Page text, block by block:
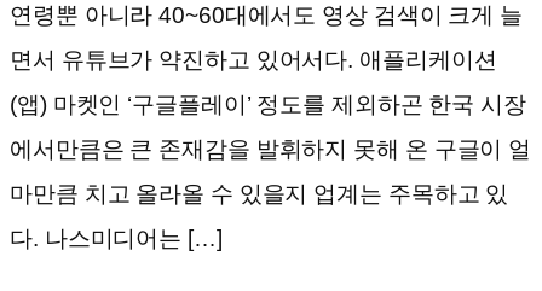
연령뿐 아니라 40~60대에서도 영상 검색이 크게 늘
면서 유튜브가 약진하고 있어서다. 애플리케이션
(앱) 마켓인 ‘구글플레이’ 정도를 제외하곤 한국 시장
에서만큼은 큰 존재감을 발휘하지 못해 온 구글이 얼
마만큼 치고 올라올 수 있을지 업계는 주목하고 있
다. 나스미디어는 […]